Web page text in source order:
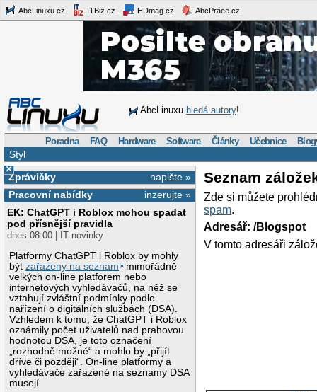
AbcLinuxu.cz ITBiz.cz HDmag.cz AbcPráce.cz
AbcLinuxu hledá autory!
Poradna FAQ Hardware Software Články Učebnice
Styl
×
napište »
Zprávičky
inzerujte »
Pracovní nabídky
EK: ChatGPT i Roblox mohou spadat
pod přísnější pravidla
dnes 08:00 | IT novinky
Platformy ChatGPT i Roblox by mohly
býtzařazeny na seznam
mimořádně
velkých on-line platforem nebo
internetových vyhledávačů, na něž se
vztahují zvláštní podmínky podle
nařízení o digitálních službách (DSA).
Vzhledem k tomu, že ChatGPT i Roblox
oznámily počet uživatelů nad prahovou
hodnotou DSA, je toto označení
„rozhodně možné“ a mohlo by „přijít
dříve či později“. On-line platformy a
vyhledávače zařazené na seznamy DSA
musejí
Seznam
Zde si můžete
spam.
Adresář: /Blogspot
V tomto adresáři